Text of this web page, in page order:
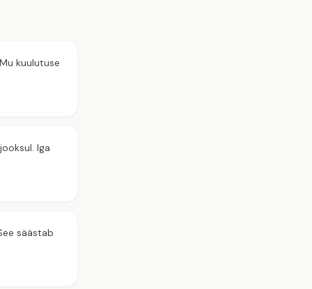
kuulutuse
Iga
säästab